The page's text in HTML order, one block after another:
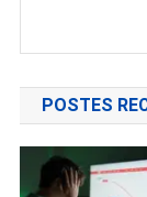
POSTES